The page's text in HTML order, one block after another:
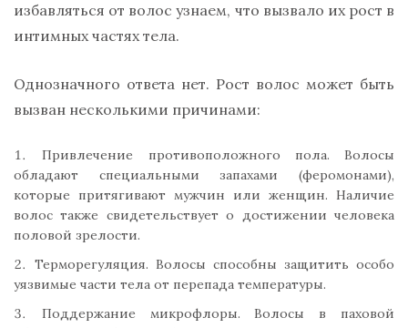
избавляться от волос узнаем, что вызвало их рост в
интимных частях тела.
Однозначного ответа нет. Рост волос может быть
вызван несколькими причинами:
Привлечение противоположного пола. Волосы
обладают специальными запахами (феромонами),
которые притягивают мужчин или женщин. Наличие
волос также свидетельствует о достижении человека
половой зрелости.
Терморегуляция. Волосы способны защитить особо
уязвимые части тела от перепада температуры.
Поддержание микрофлоры. Волосы в паховой